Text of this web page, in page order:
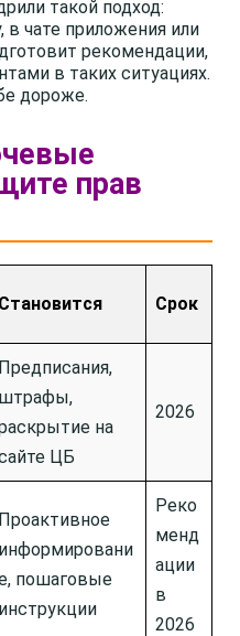
такой подход:
чате приложения или
рекомендации,
в таких ситуациях.
дороже.
прав
Становится Срок
Предписания,
штрафы,
на
ЦБ
2026
Проактивное
информировани
пошаговые
инструкции
Реко
менд
ации
в
2026